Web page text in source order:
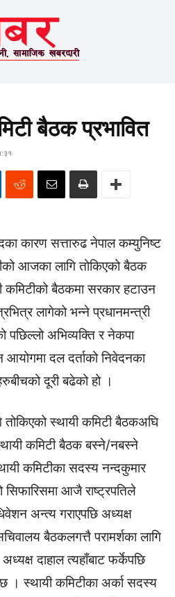
बैठक प्रभावित
कारण सत्तारुढ नेपाल कम्युनिष्ट
आजका लागि तोकिएको बैठक
कमिटीको बैठकमा सरकार हटाउन
लागेको भन्ने प्रधानमन्त्री
पछिल्लो अभिव्यक्ति र नेकपा
आयोगमा दल दर्ताको निवेदनका
दूरी बढेको हो ।
स्थायी कमिटी बैठकअघि
कमिटी बैठक बस्ने/नबस्ने
कमिटीका सदस्य नन्दकुमार
आजै राष्ट्रपतिले
अन्त्य गराएपछि अध्यक्ष
बैठकलगत्तै परामर्शका लागि
दाहाल त्यहाँबाट फर्केपछि
स्थायी कमिटीका अर्का सदस्य